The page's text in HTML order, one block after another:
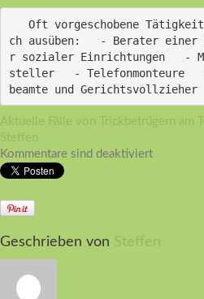
ch ausüben:   - Berater
r sozialer Einrichtungen   -
steller   - Telefonmonteure
beamte und Gerichtsvollzieher
Aktuelle Fälle von Trickbetrügern am
Steffen
Kommentare sind deaktiviert
Geschrieben von Steffen